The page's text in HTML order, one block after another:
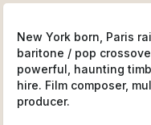
New York born, Paris
baritone / pop
powerful, haunting
hire. Film composer,
producer.